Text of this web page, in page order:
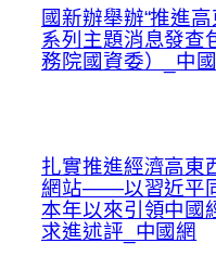
國新辦舉辦“推進
系列主題消息發查
務院國資委）_中
扎實推進經濟高東
網站——以習近平
本年以來引領中國
求進述評_中國網